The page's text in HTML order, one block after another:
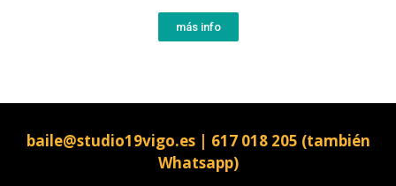
más info
baile@studio19vigo.es | 617 018 205 (también
Whatsapp)